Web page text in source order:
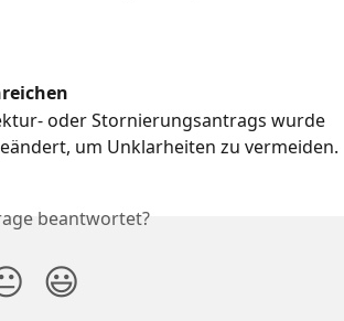
oder Stornierungsantrags wurde
um Unklarheiten zu vermeiden.
beantwortet?
😃